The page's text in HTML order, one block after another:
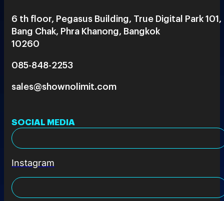
6 th floor, Pegasus Building, True Digital Park 101,
Bang Chak, Phra Khanong, Bangkok
10260
085-848-2253
sales@shownolimit.com
SOCIAL MEDIA
Instagram